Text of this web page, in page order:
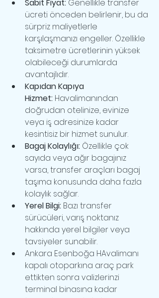
Sabit Fiyat: Genellikle transfer
ücreti önceden belirlenir, bu da
sürpriz maliyetlerle
karşılaşmanızı engeller. Özellikle
taksimetre ücretlerinin yüksek
olabileceği durumlarda
avantajlıdır.
Kapıdan Kapıya
Hizmet: Havalimanından
doğrudan otelinize, evinize
veya iş adresinize kadar
kesintisiz bir hizmet sunulur.
Bagaj Kolaylığı: Özellikle çok
sayıda veya ağır bagajınız
varsa, transfer araçları bagaj
taşıma konusunda daha fazla
kolaylık sağlar.
Yerel Bilgi: Bazı transfer
sürücüleri, varış noktanız
hakkında yerel bilgiler veya
tavsiyeler sunabilir.
Ankara Esenboğa HAvalimanı
kapalı otoparkına araç park
ettikten sonra valizlerinzi
terminal binasına kadar